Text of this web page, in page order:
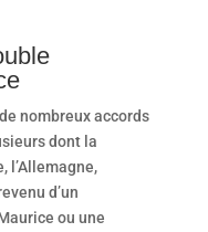
nombreux accords
dont la
l’Allemagne,
d’un
ou une